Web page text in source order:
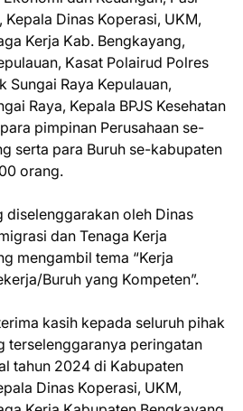
Kepala Dinas Koperasi, UKM,
Kerja Kab. Bengkayang,
Kasat Polairud Polres
Sungai Raya Kepulauan,
Raya, Kepala BPJS Kesehatan
pimpinan Perusahaan se-
serta para Buruh se-kabupaten
orang.
diselenggarakan oleh Dinas
dan Tenaga Kerja
mengambil tema “Kerja
Buruh yang Kompeten”.
kasih kepada seluruh pihak
terselenggaranya peringatan
tahun 2024 di Kabupaten
Dinas Koperasi, UKM,